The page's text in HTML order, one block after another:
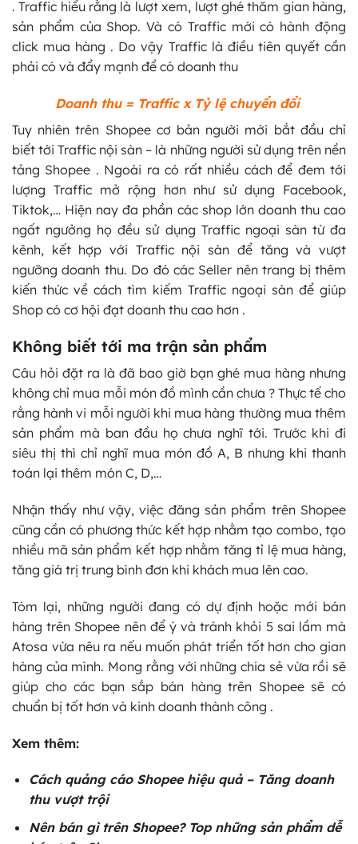
. Traffic hiểu rằng là lượt xem, lượt ghé thăm gian hàng,
sản phẩm của Shop. Và có Traffic mới có hành động
click mua hàng . Do vậy Traffic là điều tiên quyết cần
phải có và đẩy mạnh để có doanh thu
Doanh thu = Traffic x Tỷ lệ chuyển đổi
Tuy nhiên trên Shopee cơ bản người mới bắt đầu chỉ
biết tới Traffic nội sàn – là những người sử dụng trên nền
tảng Shopee . Ngoài ra có rất nhiều cách để đem tới
lượng Traffic mở rộng hơn như sử dụng Facebook,
Tiktok,… Hiện nay đa phần các shop lớn doanh thu cao
ngất ngưởng họ đều sử dụng Traffic ngoại sàn từ đa
kênh, kết hợp với Traffic nội sàn để tăng và vượt
ngưỡng doanh thu. Do đó các Seller nên trang bị thêm
kiến thức về cách tìm kiếm Traffic ngoại sàn để giúp
Shop có cơ hội đạt doanh thu cao hơn .
Không biết tới ma trận sản phẩm
Câu hỏi đặt ra là đã bao giờ bạn ghé mua hàng nhưng
không chỉ mua mỗi món đồ mình cần chưa ? Thực tế cho
rằng hành vi mỗi người khi mua hàng thường mua thêm
sản phẩm mà ban đầu họ chưa nghĩ tới. Trước khi đi
siêu thị thì chỉ nghĩ mua món đồ A, B nhưng khi thanh
toán lại thêm món C, D,…
Nhận thấy như vậy, việc đăng sản phẩm trên Shopee
cũng cần có phương thức kết hợp nhằm tạo combo, tạo
nhiều mã sản phẩm kết hợp nhằm tăng tỉ lệ mua hàng,
tăng giá trị trung bình đơn khi khách mua lên cao.
Tóm lại, những người đang có dự định hoặc mới bán
hàng trên Shopee nên để ý và tránh khỏi 5 sai lầm mà
Atosa vừa nêu ra nếu muốn phát triển tốt hơn cho gian
hàng của mình. Mong rằng với những chia sẻ vừa rồi sẽ
giúp cho các bạn sắp bán hàng trên Shopee sẽ có
chuẩn bị tốt hơn và kinh doanh thành công .
Xem thêm:
Cách quảng cáo Shopee hiệu quả– Tăng doanh
thu vượt trội
Nên bán gì trên Shopee? Top những sản phẩm dễ